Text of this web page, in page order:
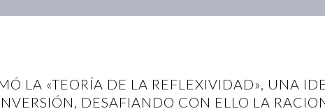
LA «TEORÍA DE LA REFLEXIVIDAD», UNA
DESAFIANDO CON ELLO LA